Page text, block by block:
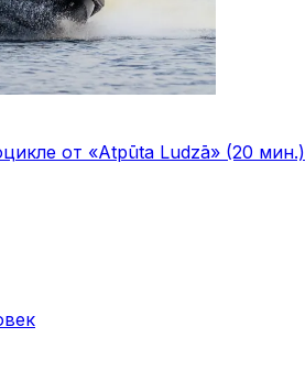
от «Atpūta Ludzā» (20 мин.)